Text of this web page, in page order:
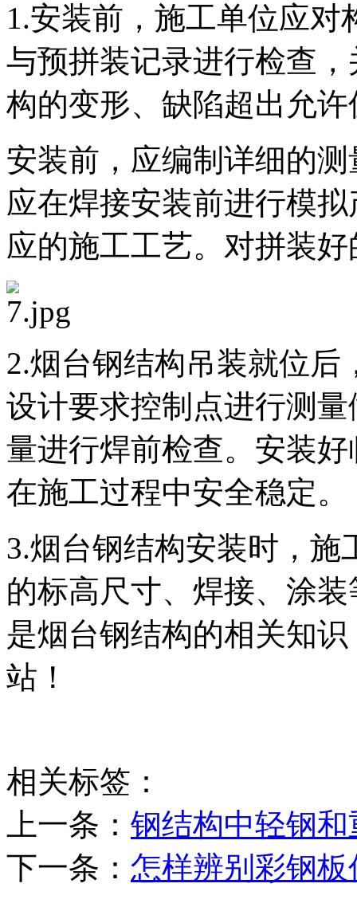
1.安装前，施工单位应
与预拼装记录进行检查
构的变形、缺陷超出允
安装前，应编制详细的
应在焊接安装前进行模
应的施工工艺。对拼装
2.烟台钢结构吊装就位
设计要求控制点进行测
量进行焊前检查。安装
在施工过程中安全稳定。
3.烟台钢结构安装时，
的标高尺寸、焊接、涂
是烟台钢结构的相关知
站！
相关标签：
上一条： 钢结构中轻钢
下一条： 怎样辨别彩钢板